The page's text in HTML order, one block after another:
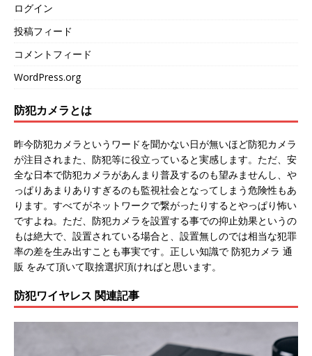
ログイン
投稿フィード
コメントフィード
WordPress.org
防犯カメラとは
昨今防犯カメラというワードを聞かない日が無いほど防犯カメラ
が注目されまた、防犯等に役立っていると実感します。ただ、安
全な日本で防犯カメラがあんまり普及するのも望みませんし、や
っぱりあまりありすぎるのも監視社会となってしまう危険性もあ
ります。すべてがネットワークで繋がったりするとやっぱり怖い
ですよね。ただ、防犯カメラを設置する事での抑止効果というの
もは絶大で、設置されている場合と、設置無しのでは相当な犯罪
率の差を生み出すことも事実です。正しい知識で 防犯カメラ 通
販 をみて頂いて取捨選択頂ければと思います。
防犯ワイヤレス 関連記事